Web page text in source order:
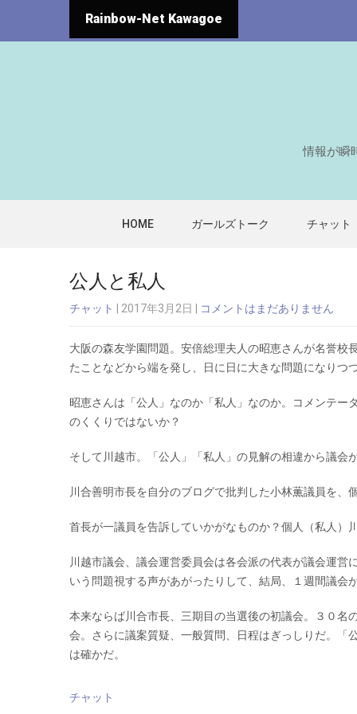
Rainbow-Net Kawagoe
情報が瞬
HOME ガールズトーク チャット
公人と私人
チャット | 2017年3月2日 コメントはまだありません
大阪の森友学園問題。安倍総理夫人の昭恵さんが名誉校
たことなどから端を発し、日に日に大きな問題になりつつ
昭恵さんは「公人」なのか「私人」なのか。コメンテー
のくくりではないか？
そして川越市。「公人」「私人」の見解の相違から議会
川合善明市長を自分のブログで批判した小林薫議員を、
首長が一議員を告訴していかがなものか？個人（私人）
川越市議会、議会運営委員会は各会派の代表が議会運
いう問題視する声があがったりして、結局、１週間議会
本来ならば川合市長、三期目の当選後の初議会。３０名
会。さらに議案質疑、一般質問、日程はぎっしりだ。「
は確かだ。
チャット